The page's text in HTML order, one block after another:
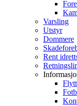
Varsling
Utstyr
Dommere
Rent